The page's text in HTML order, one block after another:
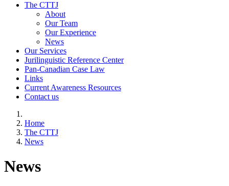
The CTTJ
About
Our Team
Our Experience
News
Our Services
Jurilinguistic Reference Center
Pan-Canadian Case Law
Links
Current Awareness Resources
Contact us
Home
The CTTJ
News
News